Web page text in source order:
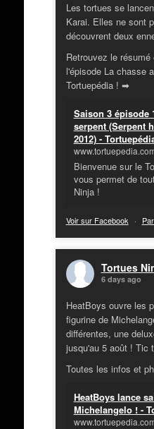
Les tortues se
Karai. Elles ne sont
découvrent deux
Retrouvez le
l'épisode La chasse
Tortuepédia ! ➡
Saison 3 épisode
serpent (Serpent
2012) -
Bienvenue sur le
vous permet de
Ninja !
Voir sur Facebook ·
Tortues
6 days ago
HeatBoys ouvre les
figurine de
différentes, une
jusqu'au 5 août ! Tic
Toutes les infos et
HeatBoys lance
Michelangelo ! -